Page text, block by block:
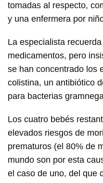
tomadas al respecto,
y una enfermera por
La especialista
medicamentos, pero
se han concentrado los
colistina, un antibiótico
para bacterias
Los cuatro bebés
elevados riesgos de
prematuros (el 80% de
mundo son por esta
el caso de uno, del que